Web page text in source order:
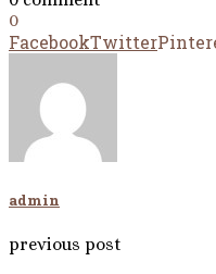
0
FacebookTwitter
admin
previous post